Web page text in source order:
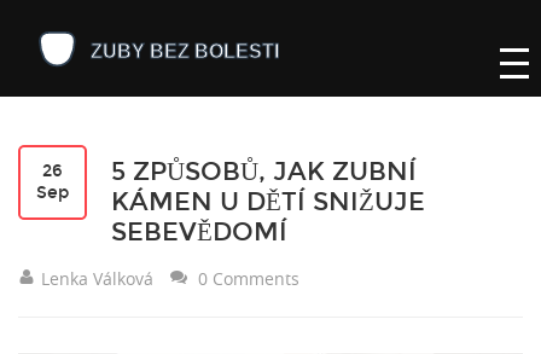
26
Sep
5 ZPŮSOBŮ, JAK ZUBNÍ
KÁMEN U DĚTÍ SNIŽUJE
SEBEVĚDOMÍ
Lenka Válková 0 Comments